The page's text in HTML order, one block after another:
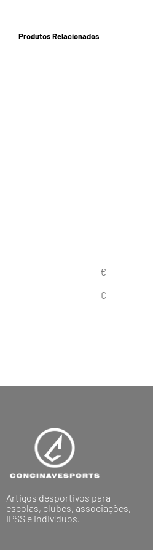
Produtos Relacionados
Artigos desportivos para
escolas, clubes, associações,
IPSS e indivíduos.